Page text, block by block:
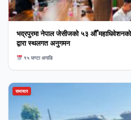
भद्रपुरमा नेपाल जेसीजको ५३ औँ महाधिवेशनको
द्वारा स्थलगत अनुगमन
१५ घण्टा अगाडि
समाचार